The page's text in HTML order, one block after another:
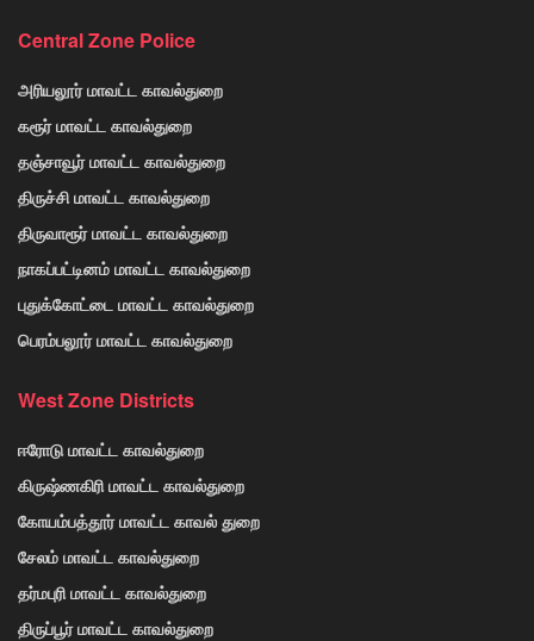
Central Zone Police
அரியலூர் மாவட்ட காவல்துறை
கரூர் மாவட்ட காவல்துறை
தஞ்சாவூர் மாவட்ட காவல்துறை
திருச்சி மாவட்ட காவல்துறை
திருவாரூர் மாவட்ட காவல்துறை
நாகப்பட்டினம் மாவட்ட காவல்துறை
புதுக்கோட்டை மாவட்ட காவல்துறை
பெரம்பலூர் மாவட்ட காவல்துறை
West Zone Districts
ஈரோடு மாவட்ட காவல்துறை
கிருஷ்ணகிரி மாவட்ட காவல்துறை
கோயம்பத்தூர் மாவட்ட காவல் துறை
சேலம் மாவட்ட காவல்துறை
தர்மபுரி மாவட்ட காவல்துறை
திருப்பூர் மாவட்ட காவல்துறை